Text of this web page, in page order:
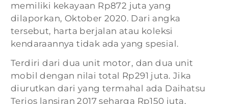
memiliki kekayaan Rp872 juta yang
dilaporkan, Oktober 2020. Dari angka
tersebut, harta berjalan atau koleksi
kendaraannya tidak ada yang spesial.
Terdiri dari dua unit motor, dan dua unit
mobil dengan nilai total Rp291 juta. Jika
diurutkan dari yang termahal ada Daihatsu
Terios lansiran 2017 seharga Rp150 juta,